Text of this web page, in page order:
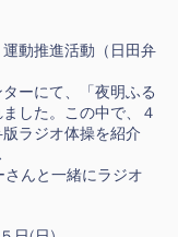
動推進活動（日田弁
ーにて、「夜明ふる
した。この中で、４
ラジオ体操を紹介
んと一緒にラジオ